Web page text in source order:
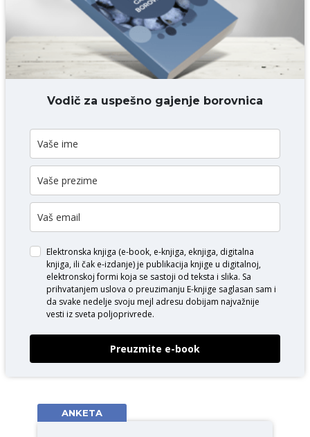
DODAJ KOMENTAR
Vodič za uspešno gajenje borovnica
Elektronska knjiga (e-book, e-knjiga, eknjiga, digitalna
knjiga, ili čak e-izdanje) je publikacija knjige u digitalnoj,
elektronskoj formi koja se sastoji od teksta i slika. Sa
prihvatanjem uslova o preuzimanju E-knjige saglasan sam i
da svake nedelje svoju mejl adresu dobijam najvažnije
vesti iz sveta poljoprivrede.
Preuzmite e-book
ANKETA